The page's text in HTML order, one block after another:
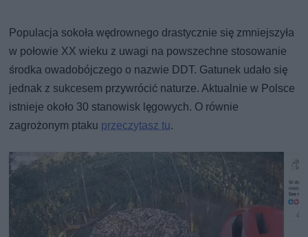
Populacja sokoła wędrownego drastycznie się zmniejszyła
w połowie XX wieku z uwagi na powszechne stosowanie
środka owadobójczego o nazwie DDT. Gatunek udało się
jednak z sukcesem przywrócić naturze. Aktualnie w Polsce
istnieje około 30 stanowisk lęgowych. O równie
zagrożonym ptaku przeczytasz tu.